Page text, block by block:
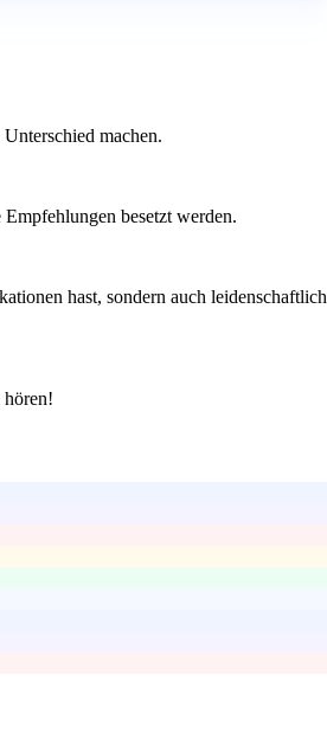
machen.
besetzt werden.
hast, sondern auch leidenschaftlich
hören!